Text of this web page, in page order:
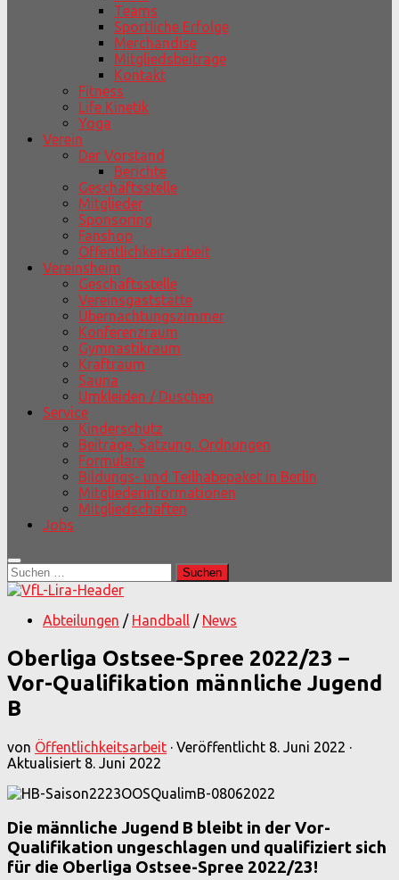
Teams
Sportliche Erfolge
Merchandise
Mitgliedsbeiträge
Kontakt
Fitness
Life Kinetik
Yoga
Verein
Der Vorstand
Berichte
Geschäftsstelle
Mitglieder
Sponsoring
Fanshop
Öffentlichkeitsarbeit
Vereinsheim
Geschäftsstelle
Vereinsgaststätte
Übernachtungszimmer
Konferenzraum
Gymnastikraum
Kraftraum
Sauna
Umkleiden / Duschen
Service
Kinderschutz
Beiträge, Satzung, Ordnungen
Formulare
Bildungs- und Teilhabepaket in Berlin
Mitgliederinformationen
Mitgliedschaften
Jobs
Suchen
nach:
Abteilungen / Handball / News
Oberliga Ostsee-Spree 2022/23 –
Vor-Qualifikation männliche Jugend
B
von Öffentlichkeitsarbeit · Veröffentlicht 8. Juni 2022 ·
Aktualisiert 8. Juni 2022
Die männliche Jugend B bleibt in der Vor-
Qualifikation ungeschlagen und qualifiziert sich
für die Oberliga Ostsee-Spree 2022/23!